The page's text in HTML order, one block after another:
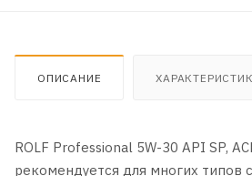
ОПИСАНИЕ
ROLF Professional 5W-30 API SP,
рекомендуется для многих типов